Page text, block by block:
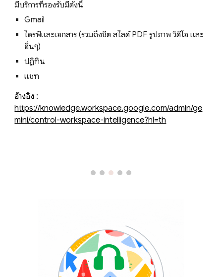
มีบริการที่รองรับมีดังนี้
Gmail
ไดรฟ์และเอกสาร (รวมถึงชีต สไลด์ PDF รูปภาพ วิดีโอ และ
อื่นๆ)
ปฏิทิน
แชท
อ้างอิง :
https://knowledge.workspace.google.com/admin/ge
mini/control-workspace-intelligence?hl=th